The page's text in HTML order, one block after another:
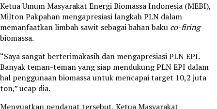
Ketua Umum Masyarakat Energi Biomassa Indonesia (MEBI),
Milton Pakpahan mengapresiasi langkah PLN dalam
memanfaatkan limbah sawit sebagai bahan baku co-firing
biomassa.
“Saya sangat berterimakasih dan mengapresiasi PLN EPI.
Banyak teman-teman yang siap mendukung PLN EPI dalam
hal penggunaan biomassa untuk mencapai target 10,2 juta
ton,” ucap dia.
Menguatkan pendapat tersebut, Ketua Masyarakat